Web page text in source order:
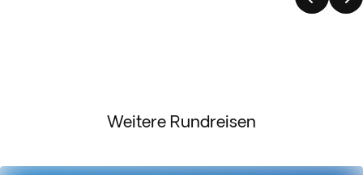
Weitere Rundreisen